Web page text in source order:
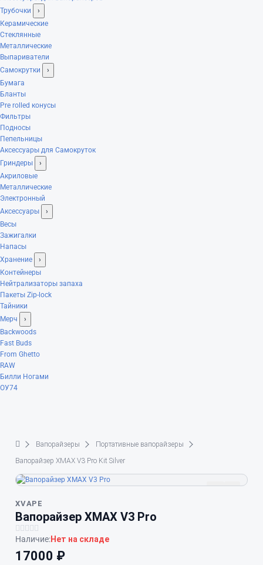
Трубочки
›
Керамические
Стеклянные
Металлические
Выпариватели
Самокрутки
›
Бумага
Бланты
Pre rolled конусы
Фильтры
Подносы
Пепельницы
Аксессуары для Самокруток
Гриндеры
›
Акриловые
Металлические
Электронный
Аксессуары
›
Весы
Зажигалки
Напасы
Хранение
›
Контейнеры
Нейтрализаторы запаха
Пакеты Zip-lock
Тайники
Мерч
›
Backwoods
Fast Buds
From Ghetto
RAW
Билли Ногами
ОУ74
Вапорайзеры
Портативные вапорайзеры
Вапорайзер XMAX V3 Pro Kit Silver
XVAPE
Вапорайзер XMAX V3 Pro
Наличие:Нет на складе
17000 ₽